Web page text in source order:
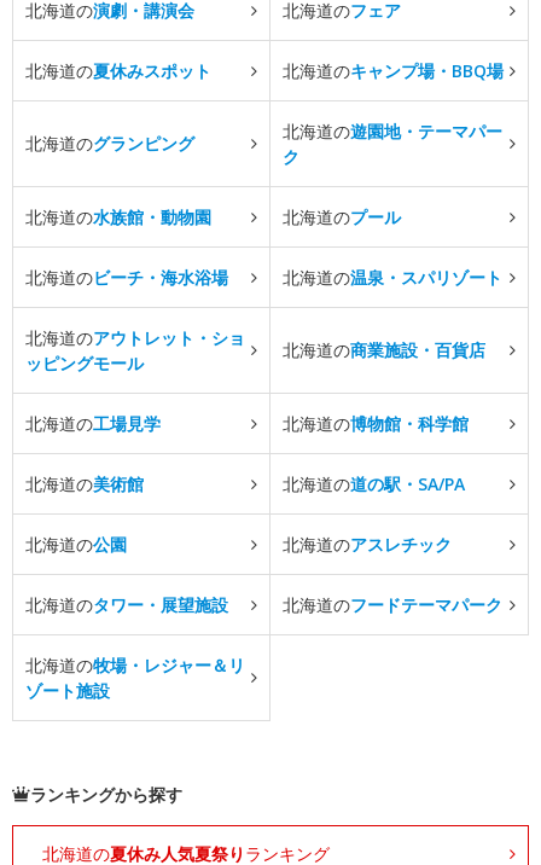
北海道の演劇・講演会 北海道のフェア
北海道の夏休みスポット 北海道のキャンプ場・BBQ場
北海道のグランピング
北海道の遊園地・テーマパー
ク
北海道の水族館・動物園 北海道のプール
北海道のビーチ・海水浴場 北海道の温泉・スパリゾート
北海道のアウトレット・ショ
ッピングモール
北海道の商業施設・百貨店
北海道の工場見学 北海道の博物館・科学館
北海道の美術館 北海道の道の駅・SA/PA
北海道の公園 北海道のアスレチック
北海道のタワー・展望施設 北海道のフードテーマパーク
北海道の牧場・レジャー＆リ
ゾート施設
ランキングから探す
北海道の夏休み人気夏祭り ランキング